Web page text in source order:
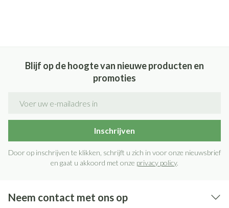
Blijf op de hoogte van nieuwe producten en
promoties
Inschrijven
Door op inschrijven te klikken, schrijft u zich in voor onze nieuwsbrief
en gaat u akkoord met onze privacy policy.
Neem contact met ons op